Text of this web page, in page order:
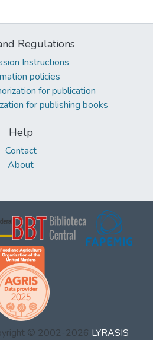
Regulations
Instructions
policies
for publication
for publishing books
Help
Contact
About
© 2002-2026 LYRASIS